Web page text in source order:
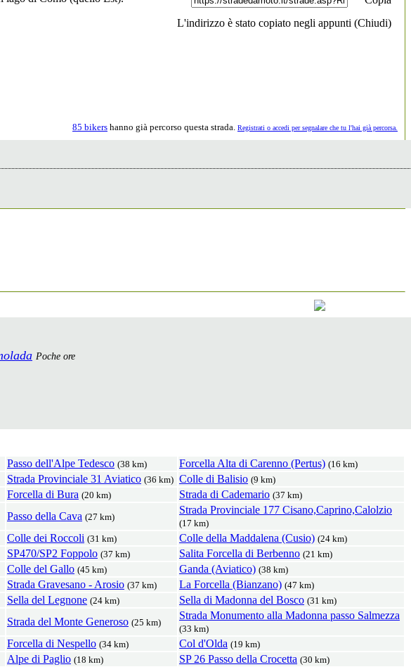
L'indirizzo è stato copiato negli appunti (Chiudi)
85 bikers hanno già percorso questa strada. Registrati o accedi per segnalare che tu l'hai già percorsa.
Poche ore
Passo dell'Alpe Tedesco (38 km) Forcella Alta di Carenno (Pertus) (16 km)
Strada Provinciale 31 Aviatico (36 km) Colle di Balisio (9 km)
Forcella di Bura (20 km) Strada di Cademario (37 km)
Passo della Cava (27 km)
Strada Provinciale 177 Cisano,Caprino,Calolzio
(17 km)
Colle dei Roccoli (31 km) Colle della Maddalena (Cusio) (24 km)
SP470/SP2 Foppolo (37 km) Salita Forcella di Berbenno (21 km)
Colle del Gallo (45 km) Ganda (Aviatico) (38 km)
Strada Gravesano - Arosio (37 km) La Forcella (Bianzano) (47 km)
Sella del Legnone (24 km) Sella di Madonna del Bosco (31 km)
Strada del Monte Generoso (25 km)
Strada Monumento alla Madonna passo Salmezza
(33 km)
Forcella di Nespello (34 km) Col d'Olda (19 km)
Alpe di Paglio (18 km) SP 26 Passo della Crocetta (30 km)